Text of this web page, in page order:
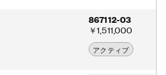
867112-03
￥1,511,000
アクティブ